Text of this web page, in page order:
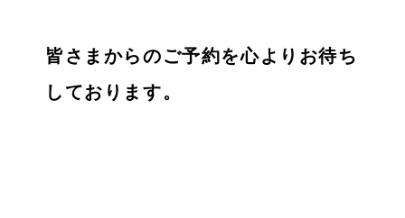
皆さまからのご予約を心よりお待ち
しております。